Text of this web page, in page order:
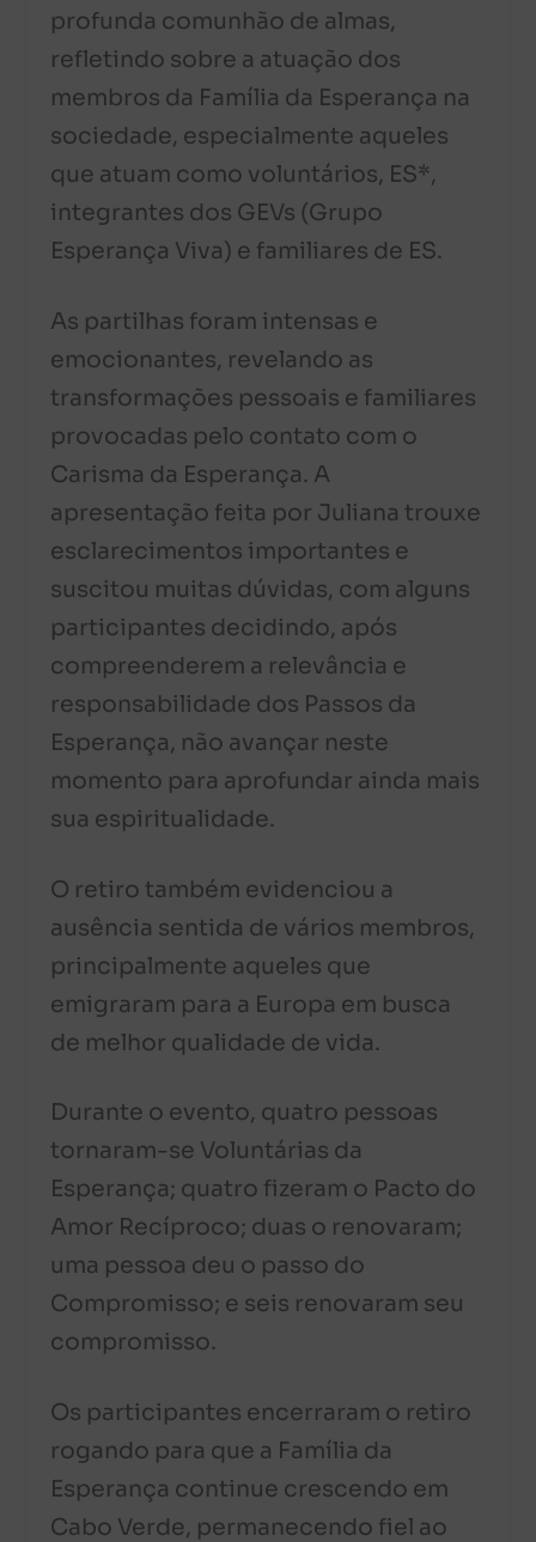
profunda comunhão de almas,
refletindo sobre a atuação dos
membros da Família da Esperança na
sociedade, especialmente aqueles
que atuam como voluntários, ES*,
integrantes dos GEVs (Grupo
Esperança Viva) e familiares de ES.
As partilhas foram intensas e
emocionantes, revelando as
transformações pessoais e familiares
provocadas pelo contato com o
Carisma da Esperança. A
apresentação feita por Juliana trouxe
esclarecimentos importantes e
suscitou muitas dúvidas, com alguns
participantes decidindo, após
compreenderem a relevância e
responsabilidade dos Passos da
Esperança, não avançar neste
momento para aprofundar ainda mais
sua espiritualidade.
O retiro também evidenciou a
ausência sentida de vários membros,
principalmente aqueles que
emigraram para a Europa em busca
de melhor qualidade de vida.
Durante o evento, quatro pessoas
tornaram-se Voluntárias da
Esperança; quatro fizeram o Pacto do
Amor Recíproco; duas o renovaram;
uma pessoa deu o passo do
Compromisso; e seis renovaram seu
compromisso.
Os participantes encerraram o retiro
rogando para que a Família da
Esperança continue crescendo em
Cabo Verde, permanecendo fiel ao